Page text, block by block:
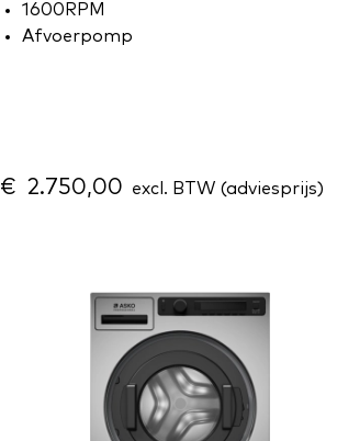
1600RPM
Afvoerpomp
€ 2.750,00 excl. BTW (adviesprijs)